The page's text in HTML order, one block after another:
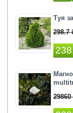
Туя
298.7